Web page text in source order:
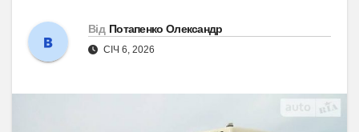
Від Потапенко Олександр
СІЧ 6, 2026